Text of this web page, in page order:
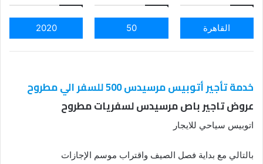
القاهرة 50
2020
خدمة تأجير أتوبيس مرسيدس 500 للسفر الي مطروح
عروض تاجير باص مرسيدس لسفريات مطروح
اتوبيس سياحي للايجار
بالتالي مع بداية فصل الصيف واقتراب موسم الإجازات